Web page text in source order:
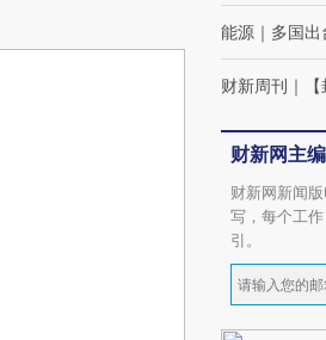
能源 ｜ 多国出
财新周刊 ｜
财新网主
财新网新闻
写，每个工
引。